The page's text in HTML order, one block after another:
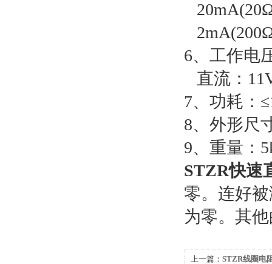
6、工作电
直流：
7、功耗：
8、外形尺
9、重量：
STZR快速
零。连好
为零。其
上一篇： STZR线圈电